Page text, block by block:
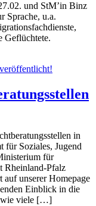
und StM’in Binz
Sprache, u.a.
Geflüchtete.
in
für Soziales, Jugend
für
Rheinland-Pfalz
unserer Homepage
Einblick in die
wie viele […]